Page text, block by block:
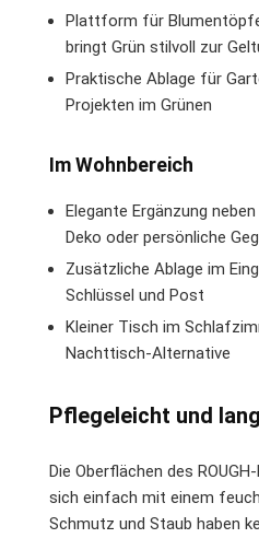
Plattform für
bringt Grün stilvoll zur
Praktische Ablage für
Projekten im Grünen
Im Wohnbereich
Elegante Ergänzung
Deko oder persönliche
Zusätzliche Ablage im
Schlüssel und Post
Kleiner Tisch im
Nachttisch-Alternative
Pflegeleicht und
Die Oberflächen des
sich einfach mit einem
Schmutz und Staub haben